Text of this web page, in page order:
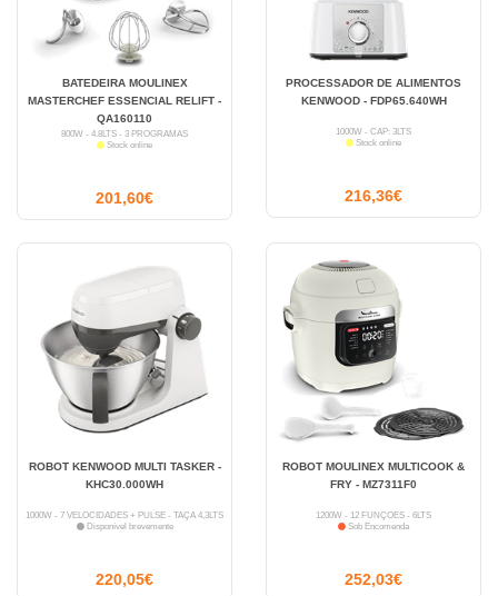
BATEDEIRA MOULINEX
MASTERCHEF ESSENCIAL RELIFT -
QA160110
800W - 4.8LTS - 3 PROGRAMAS
Stock online
201,60€
PROCESSADOR DE ALIMENTOS
KENWOOD - FDP65.640WH
1000W - CAP: 3LTS
Stock online
216,36€
ROBOT KENWOOD MULTI TASKER -
KHC30.000WH
1000W - 7 VELOCIDADES + PULSE - TAÇA 4,3LTS
Disponível brevemente
220,05€
ROBOT MOULINEX MULTICOOK &
FRY - MZ7311F0
1200W - 12 FUNÇÕES - 6LTS
Sob Encomenda
252,03€